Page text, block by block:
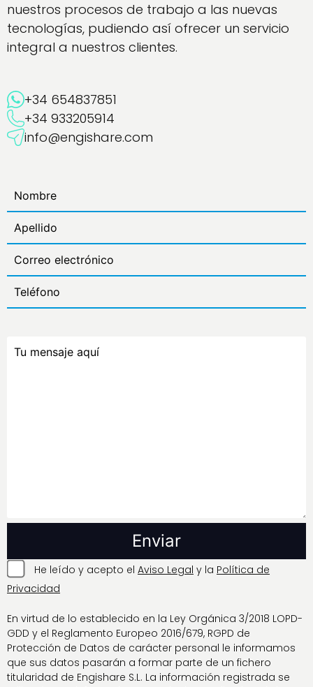
nuestros procesos de trabajo a las nuevas
tecnologías, pudiendo así ofrecer un servicio
integral a nuestros clientes.
+34 654837851
+34 933205914
info@engishare.com
He leído y acepto el Aviso Legal y la Política de
Privacidad
En virtud de lo establecido en la Ley Orgánica 3/2018 LOPD-
GDD y el Reglamento Europeo 2016/679, RGPD de
Protección de Datos de carácter personal le informamos
que sus datos pasarán a formar parte de un fichero
titularidad de Engishare S.L. La información registrada se